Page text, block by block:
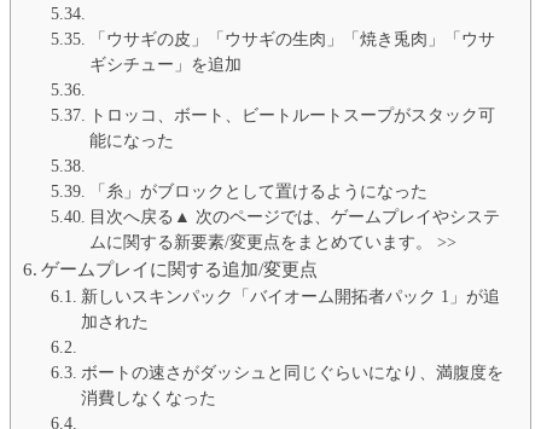
「ウサギの皮」「ウサギの生肉」「焼き兎肉」「ウサ
ギシチュー」を追加
トロッコ、ボート、ビートルートスープがスタック可
能になった
「糸」がブロックとして置けるようになった
目次へ戻る▲ 次のページでは、ゲームプレイやシステ
ムに関する新要素/変更点をまとめています。 >>
ゲームプレイに関する追加/変更点
新しいスキンパック「バイオーム開拓者パック 1」が追
加された
ボートの速さがダッシュと同じぐらいになり、満腹度を
消費しなくなった